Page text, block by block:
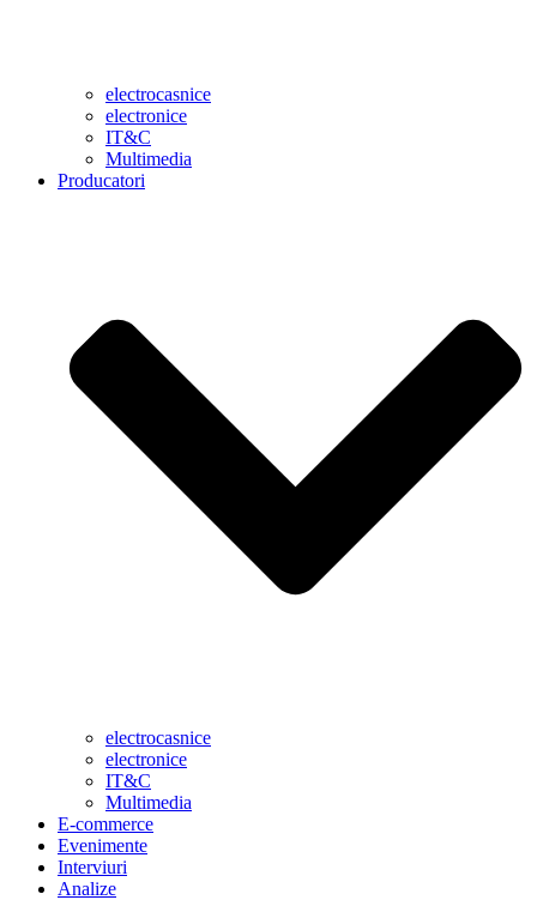
electrocasnice
electronice
IT&C
Multimedia
Producatori
electrocasnice
electronice
IT&C
Multimedia
E-commerce
Evenimente
Interviuri
Analize